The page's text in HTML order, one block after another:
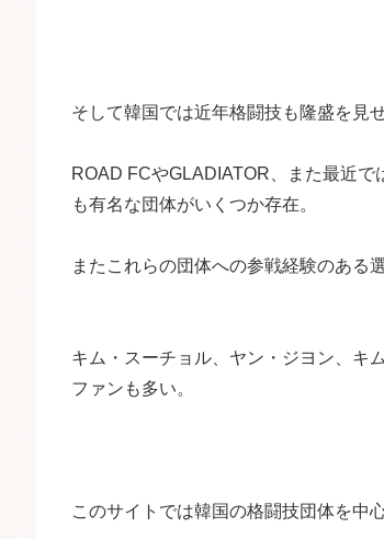
そして韓国では近年格闘技も隆盛を見
ROAD FCやGLADIATOR、また最近
も有名な団体がいくつか存在。
またこれらの団体への参戦経験のある
キム・スーチョル、ヤン・ジヨン、キ
ファンも多い。
このサイトでは韓国の格闘技団体を中